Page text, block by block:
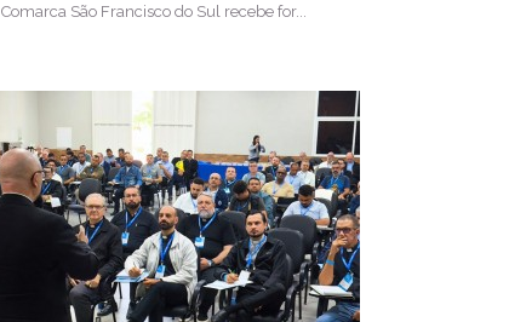
Comarca São Francisco do Sul recebe for...